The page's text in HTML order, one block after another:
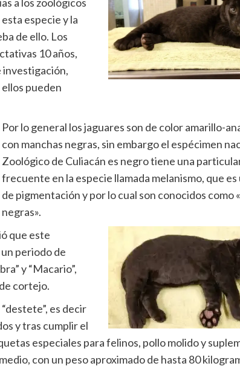
especie y la
de ello. Los
10 años,
investigación,
pueden
Por lo general los jaguares son de color amarillo-
con manchas negras, sin embargo el espécimen
Zoológico de Culiacán es negro tiene una
frecuente en la especie llamada melanismo, que es
de pigmentación y por lo cual son conocidos como
negras».
que este
periodo de
y “Macario”,
cortejo.
es decir
y tras cumplir el
especiales para felinos, pollo molido y
con un peso aproximado de hasta 80